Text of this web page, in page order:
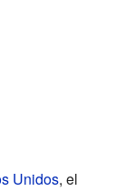
Unidos, el